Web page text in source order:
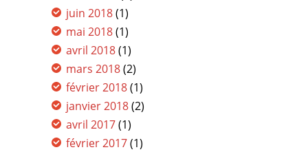
juin 2018(1)
mai 2018(1)
avril 2018(1)
mars 2018(2)
février 2018(1)
janvier 2018(2)
avril 2017(1)
février 2017(1)